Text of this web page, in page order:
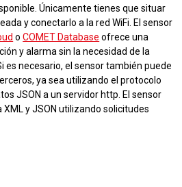
Únicamente tienes que situar
y conectarlo a la red WiFi. El sensor
oCOMET Database ofrece una
y alarma sin la necesidad de la
es necesario, el sensor también puede
ya sea utilizando el protocolo
JSON a un servidor http. El sensor
y JSON utilizando solicitudes